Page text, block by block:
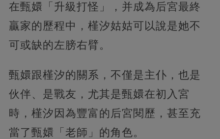
在甄嬛「升級打怪」，并成為后宮最終
贏家的歷程中，槿汐姑姑可以說是她不
可或缺的左膀右臂。
甄嬛跟槿汐的關系，不僅是主仆，也是
伙伴、是戰友，尤其是甄嬛在初入宮
時，槿汐因為豐富的后宮閱歷，甚至充
當了甄嬛「老師」的角色。